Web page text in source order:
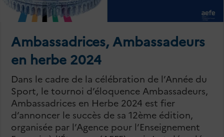
Ambassadrices, Ambassadeurs
en herbe 2024
Dans le cadre de la célébration de l’Année du
Sport, le tournoi d’éloquence Ambassadeurs,
Ambassadrices en Herbe 2024 est fier
d’annoncer le succès de sa 12ème édition,
organisée par l’Agence pour l’Enseignement